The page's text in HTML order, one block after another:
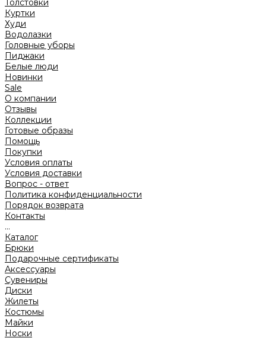
Толстовки
Куртки
Худи
Водолазки
Головные уборы
Пиджаки
Белые люди
Новинки
Sale
О компании
Отзывы
Коллекции
Готовые образы
Помощь
Покупки
Условия оплаты
Условия доставки
Вопрос - ответ
Политика конфиденциальности
Порядок возврата
Контакты
...
Каталог
Брюки
Подарочные сертификаты
Аксессуары
Сувениры
Диски
Жилеты
Костюмы
Майки
Носки